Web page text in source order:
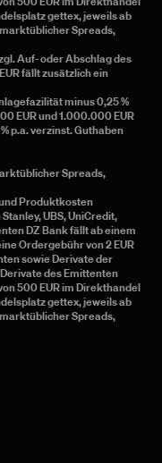
gettex, jeweils ab
Spreads,
Auf- oder Abschlag des
fällt zusätzlich ein
minus 0,25 %
EUR und 1.000.000 EUR
p.a. verzinst. Guthaben
Spreads,
Produktkosten
UBS, UniCredit,
DZ Bank fällt ab einem
Ordergebühr von 2 EUR
sowie Derivate der
des Emittenten
500 EUR im Direkthandel
gettex, jeweils ab
Spreads,